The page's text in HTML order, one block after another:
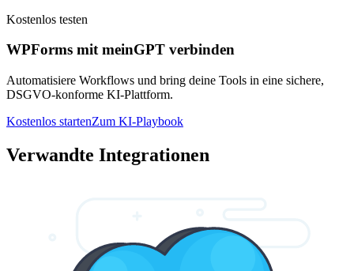
Kostenlos testen
WPForms mit meinGPT verbinden
Automatisiere Workflows und bring deine Tools in eine sichere,
DSGVO-konforme KI-Plattform.
Kostenlos startenZum KI-Playbook
Verwandte Integrationen